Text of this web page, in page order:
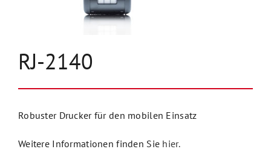
Kontakt
RJ-2140
Robuster Drucker für den mobilen Einsatz
Weitere Informationen finden Sie hier.